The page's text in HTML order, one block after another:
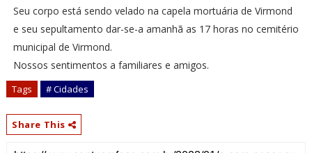
Seu corpo está sendo velado na capela mortuária de Virmond
e seu sepultamento dar-se-a amanhã as 17 horas no cemitério
municipal de Virmond.
Nossos sentimentos a familiares e amigos.
Tags # Cidades
Share This